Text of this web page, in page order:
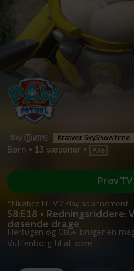
Kræver SkyShowtime
Børn • 13 sæsoner •
S8:E18 • Redningsriddere:
døsende drage
Hertugen og Claw bruger en
Vuffenborg til at sove.
Prøv
*tilkøbes til TV 2 Play abonnement